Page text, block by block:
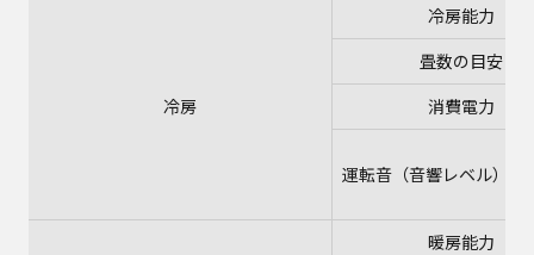
冷房
冷房能力
畳数の目安
消費電力
運転音（音響レベル）
暖房能力